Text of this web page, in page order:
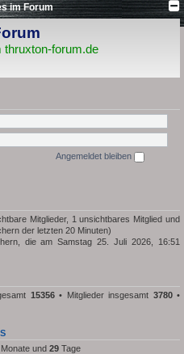
im Forum
thruxton-forum.de
Angemeldet bleiben
Mitglieder, 1 unsichtbares Mitglied und
der letzten 20 Minuten)
die am Samstag 25. Juli 2026, 16:51
15356• Mitglieder insgesamt 3780•
Monate und 29 Tage